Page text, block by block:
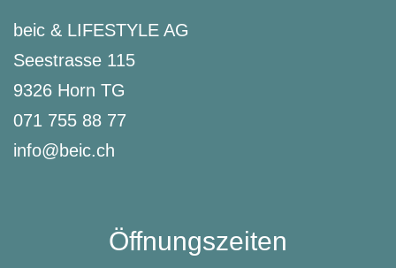
beic & LIFESTYLE AG
Seestrasse 115
9326 Horn TG
071 755 88 77
info@beic.ch
Öffnungszeiten